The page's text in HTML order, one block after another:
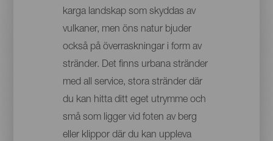
karga landskap som skyddas av
vulkaner, men öns natur bjuder
också på överraskningar i form av
stränder. Det finns urbana stränder
med all service, stora stränder där
du kan hitta ditt eget utrymme och
små som ligger vid foten av berg
eller klippor där du kan uppleva